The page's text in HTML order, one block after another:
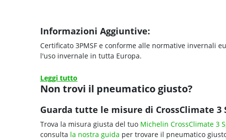
Informazioni Aggiuntive:
Certificato 3PMSF e conforme alle normative invernali
l'uso invernale in tutta Europa.
Leggi tutto
Non trovi il pneumatico giusto?
Guarda tutte le misure di CrossClimate 3
Trova la misura giusta del tuo Michelin CrossClimate 3
consulta la nostra guida per trovare il pneumatico